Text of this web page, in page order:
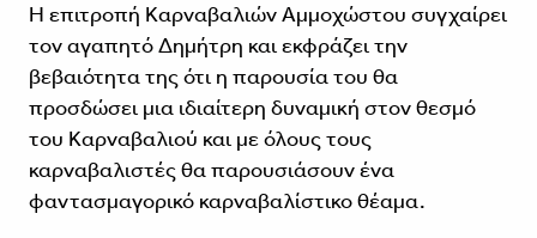
Η επιτροπή Καρναβαλιών Αμμοχώστου συγχαίρει
τον αγαπητό Δημήτρη και εκφράζει την
βεβαιότητα της ότι η παρουσία του θα
προσδώσει μια ιδιαίτερη δυναμική στον θεσμό
του Καρναβαλιού και με όλους τους
καρναβαλιστές θα παρουσιάσουν ένα
φαντασμαγορικό καρναβαλίστικο θέαμα.